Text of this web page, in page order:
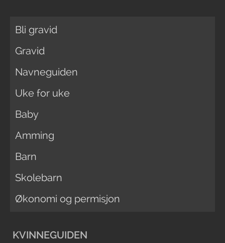
Bli gravid
Gravid
Navneguiden
Uke for uke
Baby
Amming
Barn
Skolebarn
Økonomi og permisjon
KVINNEGUIDEN